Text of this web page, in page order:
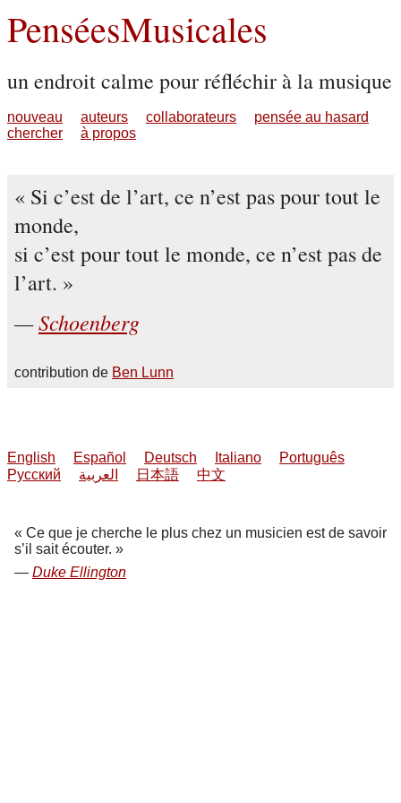
PenséesMusicales
un endroit calme pour réfléchir à la musique
nouveau auteurs collaborateurs
pensée au hasard
chercher
à propos
Si c’est de l’art, ce n’est pas pour tout le
monde,
si c’est pour tout le monde, ce n’est pas de
l’art.
Schoenberg
contribution de Ben Lunn
English Español Deutsch Italiano
Português
Русский
العربية 日本語 中文
Ce que je cherche le plus chez un musicien est de savoir
s’il sait écouter.
Duke Ellington